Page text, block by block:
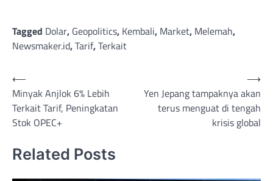
Tagged Dolar, Geopolitics, Kembali, Market, Melemah,
Newsmaker.id,Tarif,Terkait
Post
navigation
⟵
Minyak Anjlok 6% Lebih
Terkait Tarif, Peningkatan
Stok OPEC+
Yen Jepang tampaknya akan
terus menguat di tengah
krisis global
⟶
Related Posts